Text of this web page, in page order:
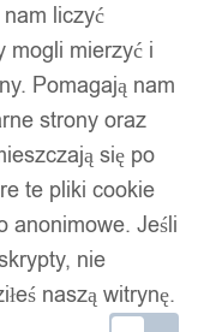
liczyć
mogli mierzyć i
Pomagają nam
strony oraz
się po
te pliki cookie
anonimowe. Jeśli
nie
naszą witrynę.